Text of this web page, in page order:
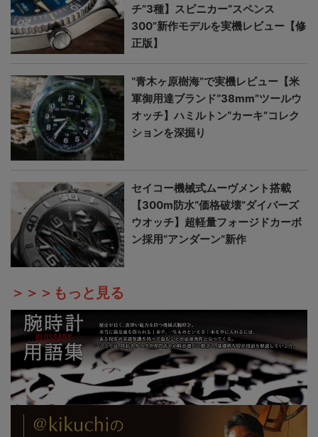
チ”3種】スピニカー“スペンス
300”新作モデルを実機レビュー【修
正版】
“青木ヶ原樹海”で実機レビュー【米
軍御用達ブランド“38mm”ツールウ
オッチ】ハミルトン“カーキ”コレク
ションを深掘り
セイコー機械式ムーヴメント搭載
【300m防水“価格破壊”ダイバーズ
ウオッチ】超軽量フォージドカーボ
ン採用“アンダーン”新作
＞＞＞もっと見る